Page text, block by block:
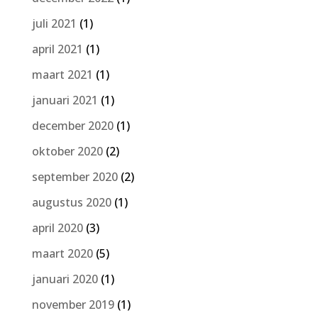
juli 2021 (1)
april 2021 (1)
maart 2021 (1)
januari 2021 (1)
december 2020(1)
oktober 2020(2)
september 2020(2)
augustus 2020(1)
april 2020(3)
maart 2020(5)
januari 2020(1)
november 2019(1)